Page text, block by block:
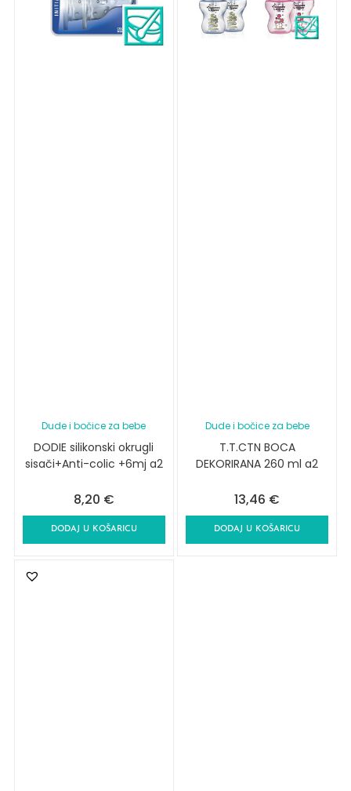
Dude i bočice za bebe
DODIE silikonski okrugli
sisači+Anti-colic +6mj a2
8,20 €
DODAJ U KOŠARICU
Dude i bočice za bebe
T.T.CTN BOCA
DEKORIRANA 260 ml a2
13,46 €
DODAJ U KOŠARICU